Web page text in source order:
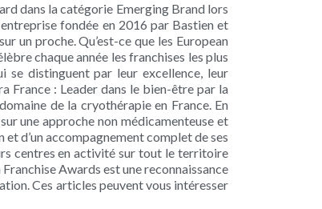
dans la catégorie Emerging Brand lors
fondée en 2016 par Bastien et
un proche. Qu’est-ce que les European
chaque année les franchises les plus
se distinguent par leur excellence, leur
France : Leader dans le bien-être par la
de la cryothérapie en France. En
une approche non médicamenteuse et
d’un accompagnement complet de ses
centres en activité sur tout le territoire
Awards est une reconnaissance
Ces articles peuvent vous intéresser